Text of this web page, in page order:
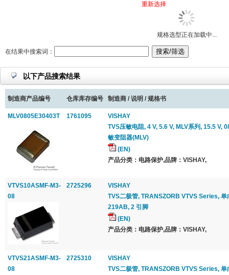
重新选择
规格选型正在加载中...
在结果中搜索词：
以下产品搜索结果
制造商产品编号 仓库库存编号 制造商 / 说明 / 规格书
MLV0805E30403T 1761095
VISHAY
TVS压敏电阻, 4 V, 5.6 V, MLV系列, 15.5 V,
敏变阻器(MLV)
(EN)
产品分类：电路保护,品牌：VISHAY,
VTVS10ASMF-M3-
08
2725296
VISHAY
TVS二极管, TRANSZORB VTVS Series, 单
219AB, 2 引脚
(EN)
产品分类：电路保护,品牌：VISHAY,
VTVS21ASMF-M3-
08
2725310
VISHAY
TVS二极管, TRANSZORB VTVS Series, 单